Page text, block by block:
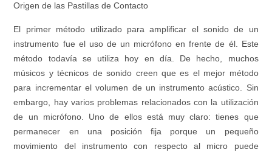
Origen de las Pastillas de Contacto
El primer método utilizado para amplificar el sonido de un
instrumento fue el uso de un micrófono en frente de él. Este
método todavía se utiliza hoy en día. De hecho, muchos
músicos y técnicos de sonido creen que es el mejor método
para incrementar el volumen de un instrumento acústico. Sin
embargo, hay varios problemas relacionados con la utilización
de un micrófono. Uno de ellos está muy claro: tienes que
permanecer en una posición fija porque un pequeño
movimiento del instrumento con respecto al micro puede